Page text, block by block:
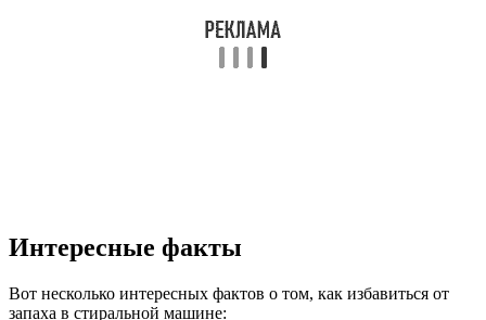
Интересные факты
Вот несколько интересных фактов о том, как избавиться от
запаха в стиральной машине: